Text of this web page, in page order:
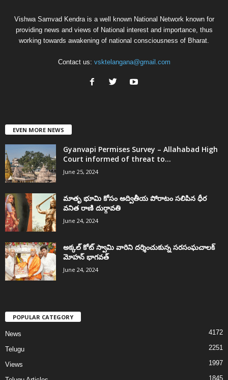
Vishwa Samvad Kendra is a well known National Network known for
providing news and views of National interest and importance, thus
working towards awakening of national consciousness of Bharat.
Contact us: vsktelangana@gmail.com
EVEN MORE NEWS
Gyanvapi Permises Survey – Allahabad High
Court informed of threat to...
June 25, 2024
మాతృ భూమి కోసం అద్వితీయ పోరాటం సలిపిన ధీర
వనిత రాణి దుర్గావతి
June 24, 2024
అక్కల్‌ కోట్‌ స్వామి వారిని దర్శించుకున్న సరసంఘచాలక్
మోహన్ భాగవత్
June 24, 2024
POPULAR CATEGORY
News 4172
Telugu 2251
Views 1997
1845